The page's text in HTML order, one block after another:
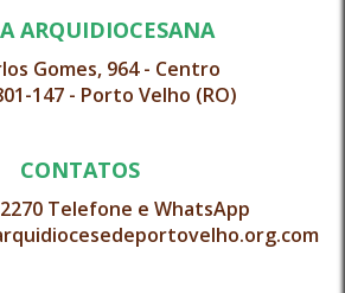
ARQUIDIOCESANA
Gomes, 964 - Centro
147 - Porto Velho (RO)
CONTATOS
Telefone e WhatsApp